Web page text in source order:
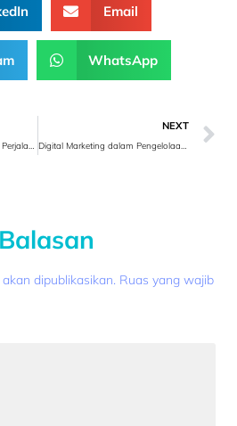
Email
WhatsApp
NEXT
dipublikasikan. Ruas yang wajib